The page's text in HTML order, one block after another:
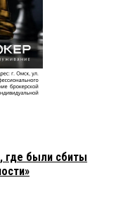
где были сбиты